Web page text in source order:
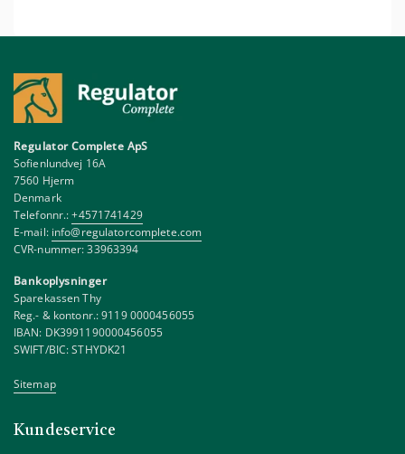
Regulator Complete ApS
Sofienlundvej 16A
7560 Hjerm
Denmark
Telefonnr.:+4571741429
E-mail: info@regulatorcomplete.com
CVR-nummer: 33963394
Bankoplysninger
Sparekassen Thy
Reg.- & kontonr.: 9119 0000456055
IBAN: DK3991190000456055
SWIFT/BIC: STHYDK21
Sitemap
Kundeservice